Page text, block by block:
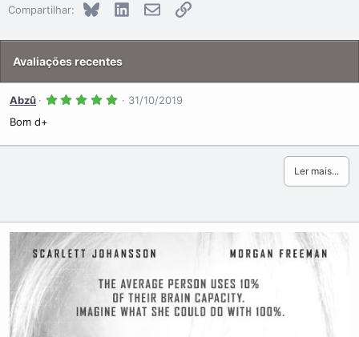
Compartilhar: BlueskyLinkedInE-mailLink
Avaliações recentes
Abzû
5
t
)
31/10/2019
Bom d+
Ler mais...